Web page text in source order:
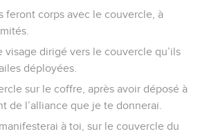
feront corps avec le couvercle, à
visage dirigé vers le couvercle qu’ils
déployées.
sur le coffre, après avoir déposé à
de l’alliance que je te donnerai.
à toi, sur le couvercle du